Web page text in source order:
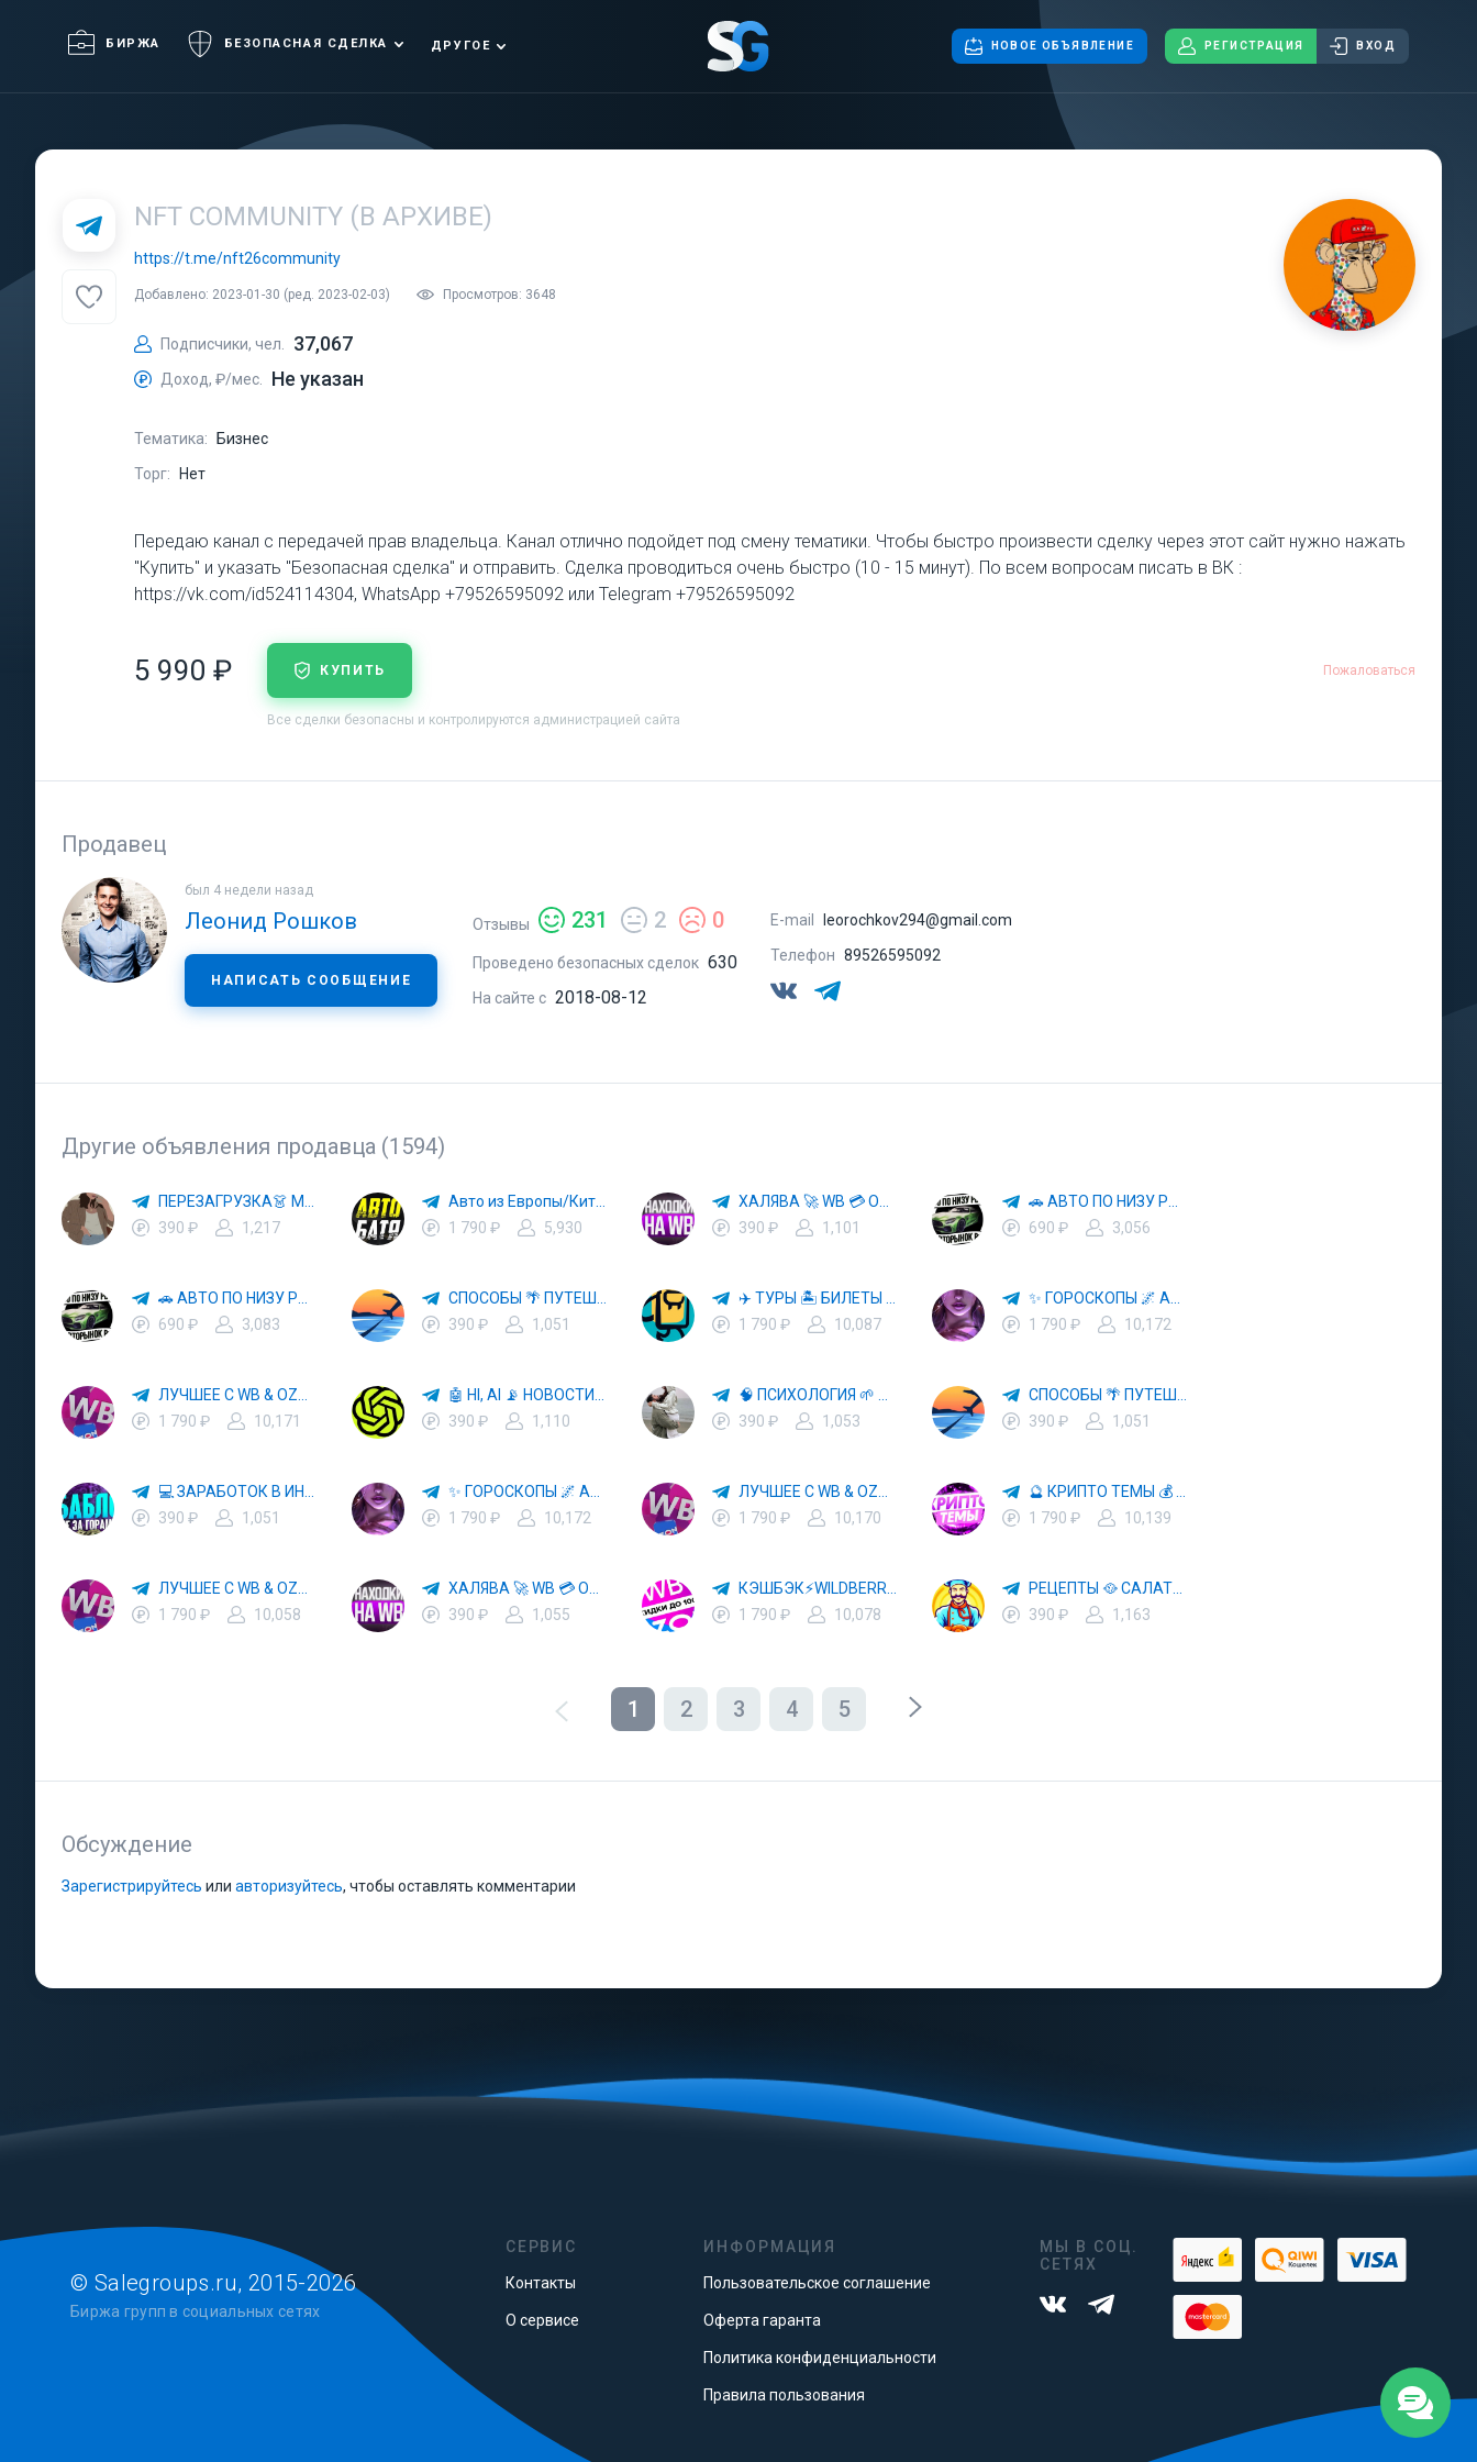
БИРЖА БЕЗОПАСНАЯ СДЕЛКА ДРУГОЕ НОВОЕ ОБЪЯВЛЕНИЕ РЕГИСТРАЦИЯ ВХОД
NFT COMMUNITY (В АРХИВЕ)
https://t.me/nft26community
Добавлено: 2023-01-30 (ред. 2023-02-03) Просмотров: 3648
Подписчики, чел. 37,067
Доход, ₽/мес. Не указан
Тематика:
Бизнес
Торг:
Нет
Передаю канал с передачей прав владельца. Канал отлично подойдет под смену тематики. Чтобы быстро произвести сделку через этот сайт нужно нажать
"Купить" и указать "Безопасная сделка" и отправить. Сделка проводиться очень быстро (10 - 15 минут). По всем вопросам писать в ВК :
https://vk.com/id524114304, WhatsApp +79526595092 или Telegram +79526595092
5 990 ₽ КУПИТЬ
Все сделки безопасны и контролируются администрацией сайта
Пожаловаться
Продавец
был 4 недели назад
Леонид Рошков
НАПИСАТЬ СООБЩЕНИЕ
Отзывы 231 2 0
Проведено безопасных сделок 630
На сайте с 2018-08-12
E-mail
leorochkov294@gmail.com
Телефон 89526595092
Другие объявления продавца (1594)
390 ₽
1,217
1 790 ₽
5,930
390 ₽
1,101
690 ₽
3,056
690 ₽
3,083
390 ₽
1,051
1 790 ₽
10,087
1 790 ₽
10,172
1 790 ₽
10,171
390 ₽
1,110
390 ₽
1,053
390 ₽
1,051
390 ₽
1,051
1 790 ₽
10,172
1 790 ₽
10,170
1 790 ₽
10,139
1 790 ₽
10,058
390 ₽
1,055
1 790 ₽
10,078
390 ₽
1,163
1 2 3 4 5
Обсуждение
Зарегистрируйтесь или авторизуйтесь, чтобы оставлять комментарии
СЕРВИС
Контакты
О сервисе
ИНФОРМАЦИЯ
Пользовательское соглашение
Оферта гаранта
Политика конфиденциальности
Правила пользования
МЫ В СОЦ.
СЕТЯХ
© Salegroups.ru, 2015-2026
Биржа групп в социальных сетях